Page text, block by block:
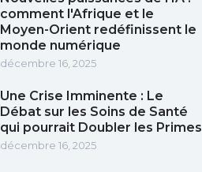
comment l'Afrique et le
Moyen-Orient redéfinissent le
monde numérique
décembre 16, 2025
Une Crise Imminente : Le
Débat sur les Soins de Santé
qui pourrait Doubler les Primes
décembre 16, 2025